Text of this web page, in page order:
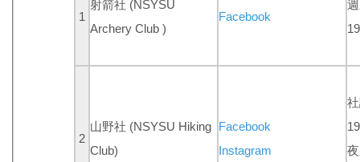
1
射箭社 (NSYSU
Archery Club )
Facebook
2
山野社 (NSYSU Hiking
Club)
Facebook
Instagram